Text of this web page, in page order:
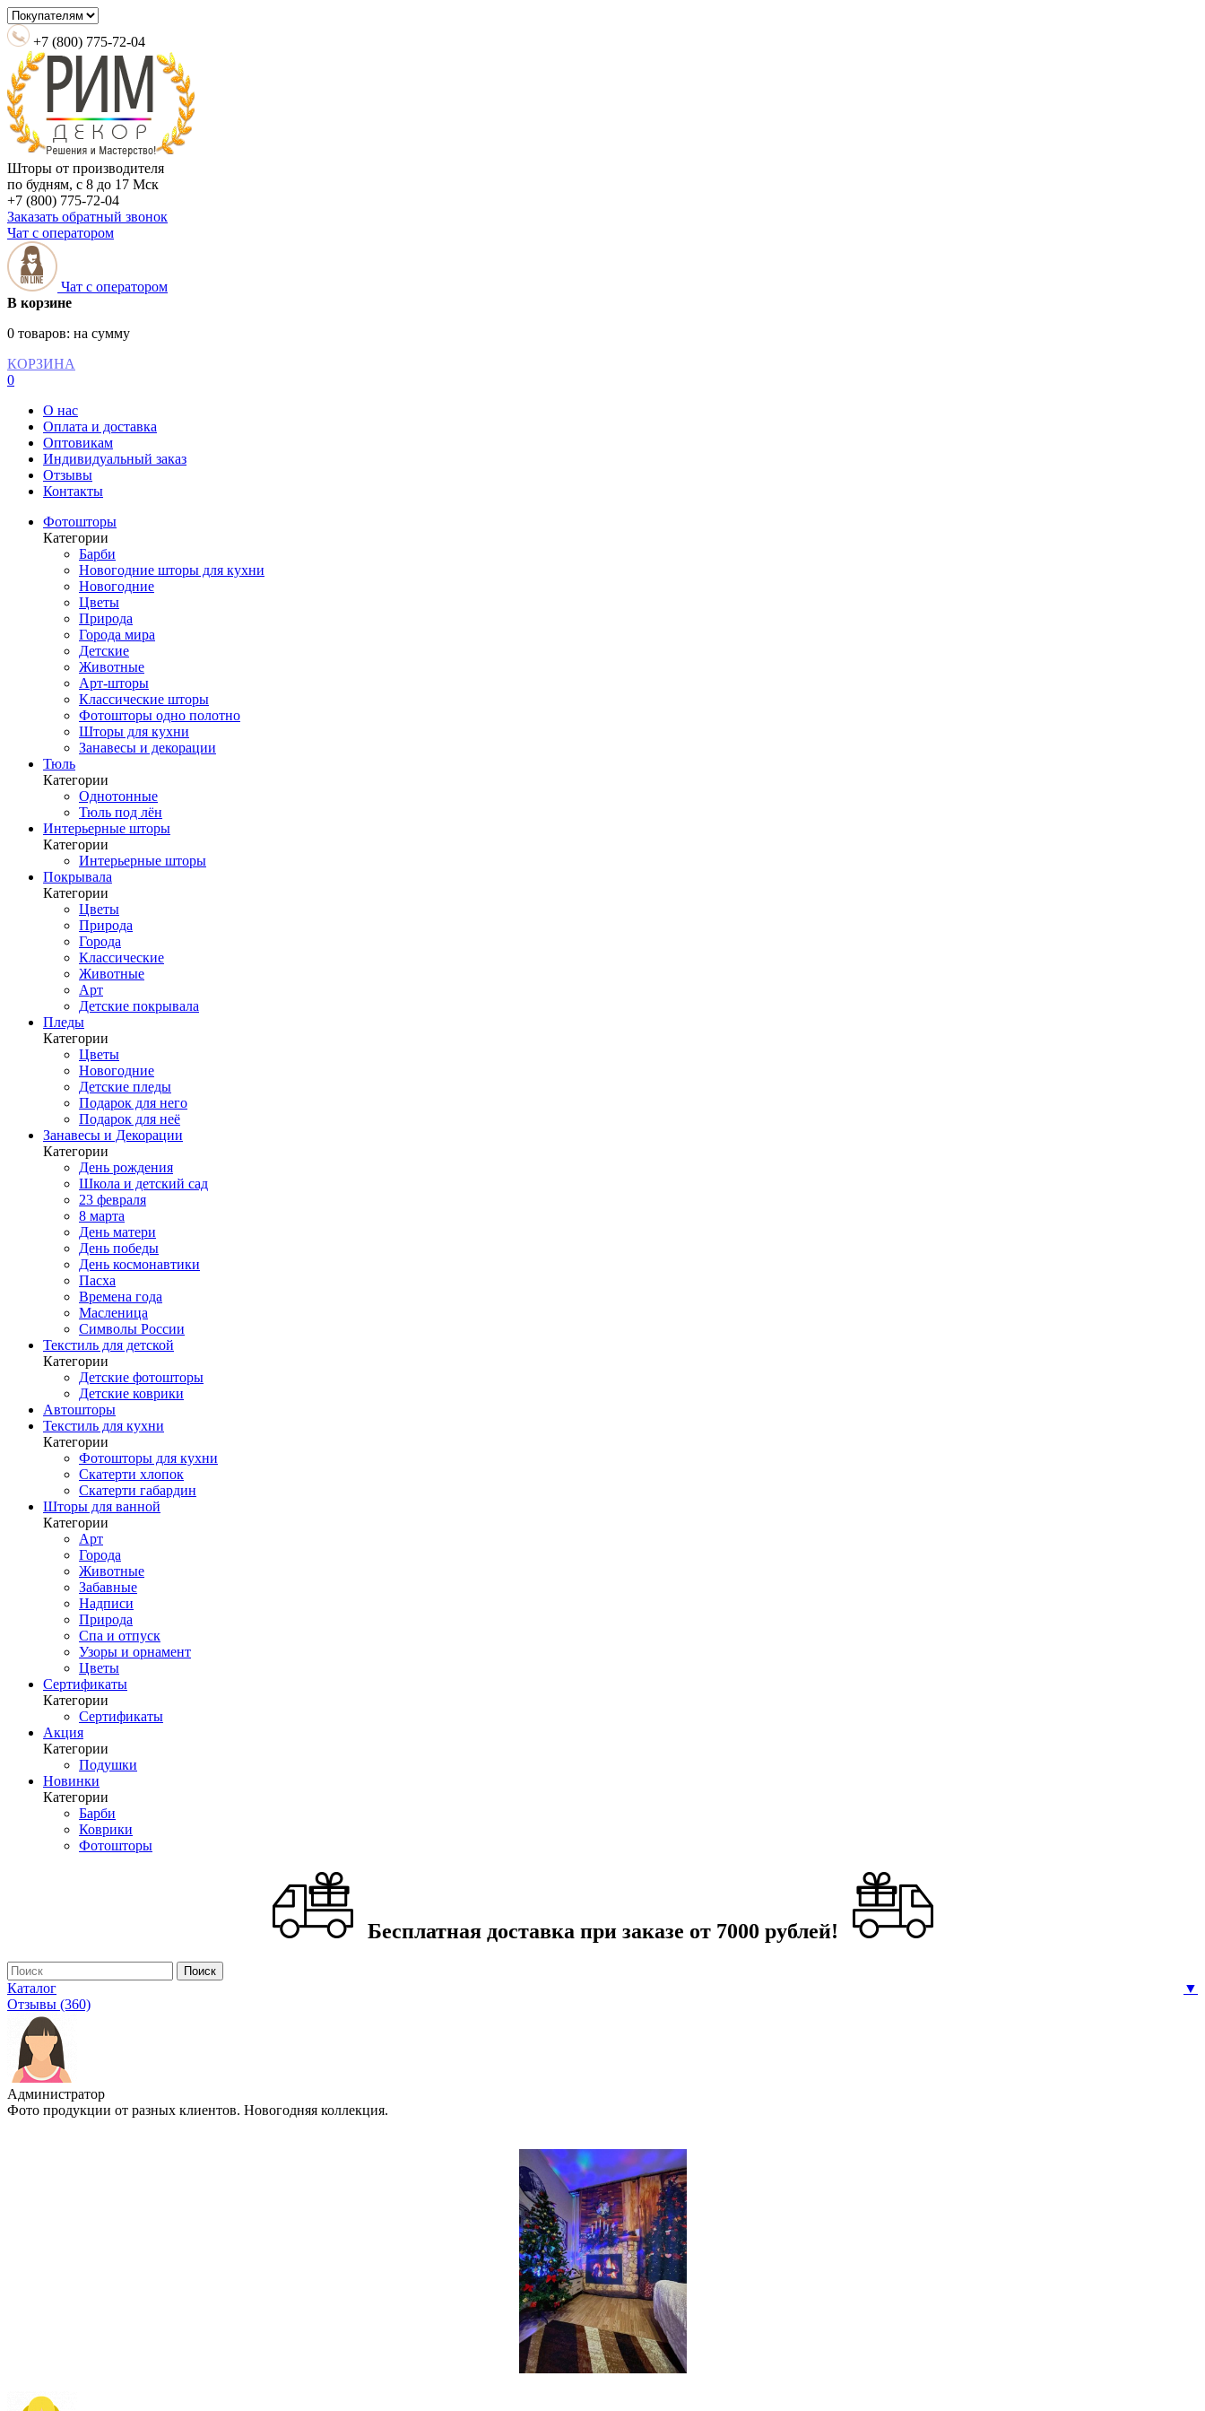
+7 (800) 775-72-04
Шторы от производителя
по будням, с 8 до 17 Мск
+7 (800) 775-72-04
Заказать обратный звонок
Чат с оператором
Чат с оператором
В корзине
0 товаров: на сумму
КОРЗИНА
0
О нас
Оплата и доставка
Оптовикам
Индивидуальный заказ
Отзывы
Контакты
Фотошторы
Категории
Барби
Новогодние шторы для кухни
Новогодние
Цветы
Природа
Города мира
Детские
Животные
Арт-шторы
Классические шторы
Фотошторы одно полотно
Шторы для кухни
Занавесы и декорации
Тюль
Категории
Однотонные
Тюль под лён
Интерьерные шторы
Категории
Интерьерные шторы
Покрывала
Категории
Цветы
Природа
Города
Классические
Животные
Арт
Детские покрывала
Пледы
Категории
Цветы
Новогодние
Детские пледы
Подарок для него
Подарок для неё
Занавесы и Декорации
Категории
День рождения
Школа и детский сад
23 февраля
8 марта
День матери
День победы
День космонавтики
Пасха
Времена года
Масленица
Символы России
Текстиль для детской
Категории
Детские фотошторы
Детские коврики
Автошторы
Текстиль для кухни
Категории
Фотошторы для кухни
Скатерти хлопок
Скатерти габардин
Шторы для ванной
Категории
Арт
Города
Животные
Забавные
Надписи
Природа
Спа и отпуск
Узоры и орнамент
Цветы
Сертификаты
Категории
Сертификаты
Акция
Категории
Подушки
Новинки
Категории
Барби
Коврики
Фотошторы
Бесплатная доставка при заказе от 7000 рублей!
Каталог
▼
Отзывы (360)
Администратор
Фото продукции от разных клиентов. Новогодняя коллекция.